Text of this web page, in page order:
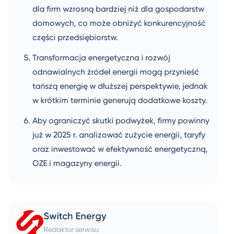
dla firm wzrosną bardziej niż dla gospodarstw
domowych, co może obniżyć konkurencyjność
części przedsiębiorstw.
Transformacja energetyczna i rozwój
odnawialnych źródeł energii mogą przynieść
tańszą energię w dłuższej perspektywie, jednak
w krótkim terminie generują dodatkowe koszty.
Aby ograniczyć skutki podwyżek, firmy powinny
już w 2025 r. analizować zużycie energii, taryfy
oraz inwestować w efektywność energetyczną,
OZE i magazyny energii.
Switch Energy
Redaktor serwisu